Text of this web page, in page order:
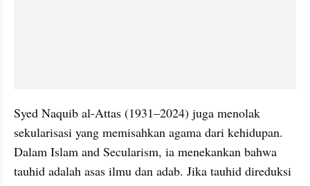
Syed Naquib al-Attas (1931–2024) juga menolak
sekularisasi yang memisahkan agama dari kehidupan.
Dalam Islam and Secularism, ia menekankan bahwa
tauhid adalah asas ilmu dan adab. Jika tauhid direduksi